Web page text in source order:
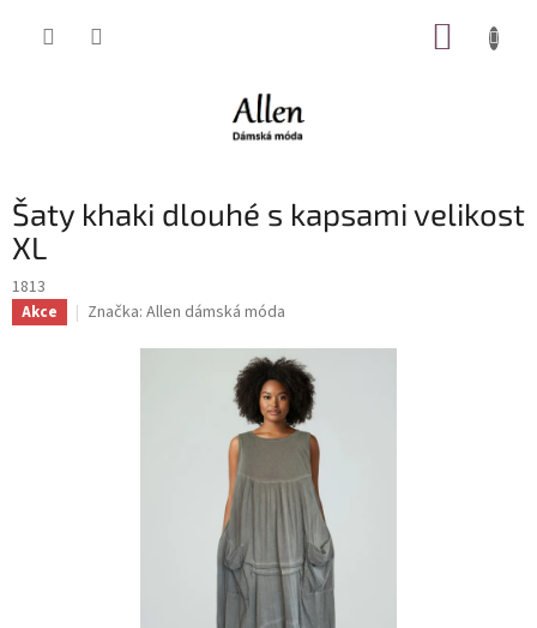
Šaty khaki dlouhé s kapsami velikost
XL
1813
Akce Značka: Allen dámská móda